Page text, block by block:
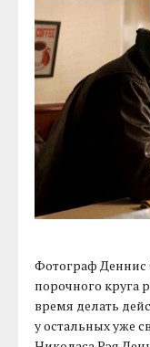
Фотограф Деннис
порочного круга
время делать
у остальных уже